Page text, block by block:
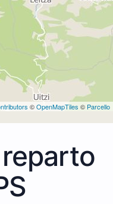
©OpenMapTiles © Parcello